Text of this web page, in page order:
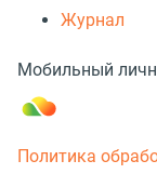
Журнал
Мобильный
Политика